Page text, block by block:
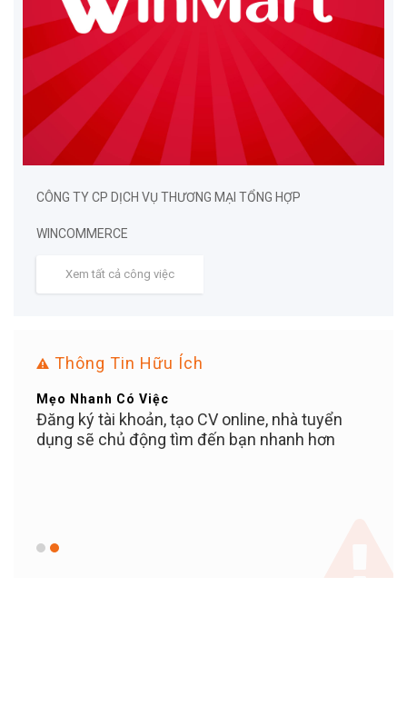
CÔNG TY CP DỊCH VỤ THƯƠNG MẠI TỔNG HỢP
WINCOMMERCE
Xem tất cả công việc
Thông Tin Hữu Ích
Mẹo Nhanh Có Việc
Đăng ký tài khoản, tạo CV online, nhà tuyển
dụng sẽ chủ động tìm đến bạn nhanh hơn